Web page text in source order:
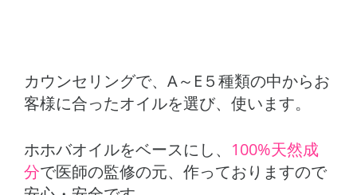
カウンセリングで、A～E５種類の中からお
客様に合ったオイルを選び、使います。
ホホバオイルをベースにし、 100%天然成
分で医師の監修の元、作っておりますので